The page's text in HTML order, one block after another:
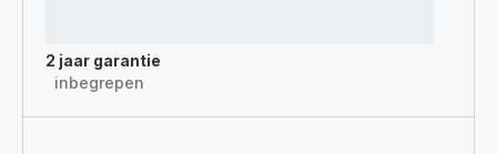
2 jaar garantie
inbegrepen